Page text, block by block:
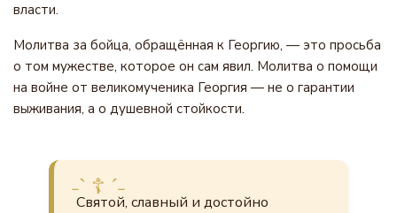
власти.
Молитва за бойца, обращённая к Георгию, — это просьба
о том мужестве, которое он сам явил. Молитва о помощи
на войне от великомученика Георгия — не о гарантии
выживания, а о душевной стойкости.
Святой, славный и достойно